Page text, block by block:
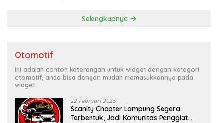
Selengkapnya
Otomotif
Ini adalah contoh keterangan untuk widget dengan kategori
otomotif, anda bisa dengan mudah memasukkannya pada
widget.
22 Februari 2025
Scanity Chapter Lampung Segera
Terbentuk, Jadi Komunitas Penggiat